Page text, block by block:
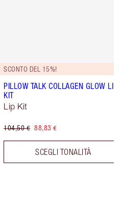
SCONTO DEL 15%!
PILLOW TALK COLLAGEN GLOW LIP
KIT
Lip Kit
104,50 € 88,83 €
SCEGLI TONALITÀ